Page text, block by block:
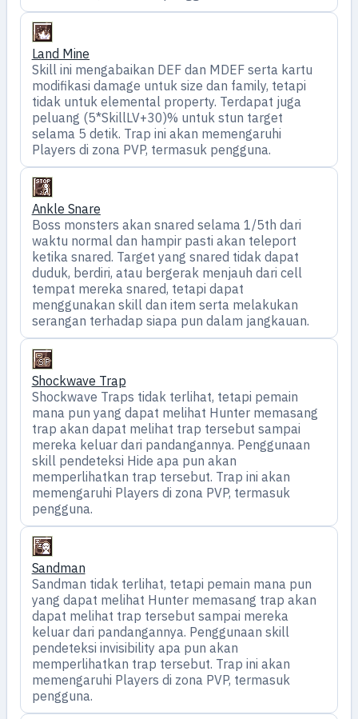
Land Mine
Skill ini mengabaikan DEF dan MDEF serta kartu
modifikasi damage untuk size dan family, tetapi
tidak untuk elemental property. Terdapat juga
peluang (5*SkillLV+30)% untuk stun target
selama 5 detik. Trap ini akan memengaruhi
Players di zona PVP, termasuk pengguna.
Ankle Snare
Boss monsters akan snared selama 1/5th dari
waktu normal dan hampir pasti akan teleport
ketika snared. Target yang snared tidak dapat
duduk, berdiri, atau bergerak menjauh dari cell
tempat mereka snared, tetapi dapat
menggunakan skill dan item serta melakukan
serangan terhadap siapa pun dalam jangkauan.
Shockwave Trap
Shockwave Traps tidak terlihat, tetapi pemain
mana pun yang dapat melihat Hunter memasang
trap akan dapat melihat trap tersebut sampai
mereka keluar dari pandangannya. Penggunaan
skill pendeteksi Hide apa pun akan
memperlihatkan trap tersebut. Trap ini akan
memengaruhi Players di zona PVP, termasuk
pengguna.
Sandman
Sandman tidak terlihat, tetapi pemain mana pun
yang dapat melihat Hunter memasang trap akan
dapat melihat trap tersebut sampai mereka
keluar dari pandangannya. Penggunaan skill
pendeteksi invisibility apa pun akan
memperlihatkan trap tersebut. Trap ini akan
memengaruhi Players di zona PVP, termasuk
pengguna.